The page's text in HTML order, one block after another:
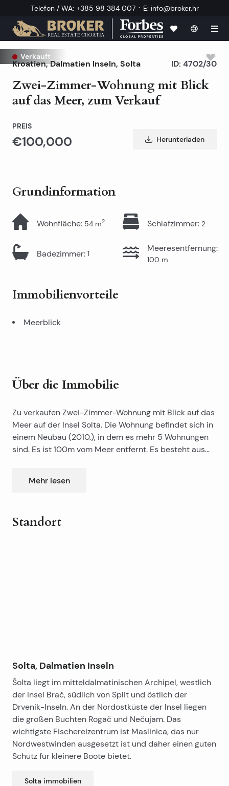
Telefon / WA: +385 98 384 007 · E: info@broker.hr
Verkauft
Kroatien,Dalmatien Inseln, Solta
Zwei-Zimmer-Wohnung mit Blick
auf das Meer, zum Verkauf
ID: 4702/30
PREIS
€100,000 Herunterladen
Grundinformation
Wohnfläche: 54 m2 Schlafzimmer: 2
Badezimmer: 1
Meeresentfernung:
100 m
Immobilienvorteile
Meerblick
Über die Immobilie
Zu verkaufen Zwei-Zimmer-Wohnung mit Blick auf das
Meer auf der Insel Solta. Die Wohnung befindet sich in
einem Neubau (2010.), in dem es mehr 5 Wohnungen
sind. Es ist 100m vom Meer entfernt. Es besteht aus
1,87m2). Der Balkon bietet einen Blick auf das Meer.
Mehr lesen
Standort
Solta, Dalmatien Inseln
Šolta liegt im mitteldalmatinischen Archipel, westlich
der Insel Brač, südlich von Split und östlich der
Drvenik-Inseln. An der Nordostküste der Insel liegen
die großen Buchten Rogač und Nečujam. Das
wichtigste Fischereizentrum ist Maslinica, das nur
Nordwestwinden ausgesetzt ist und daher einen guten
Schutz für kleinere Boote bietet.
Solta immobilien